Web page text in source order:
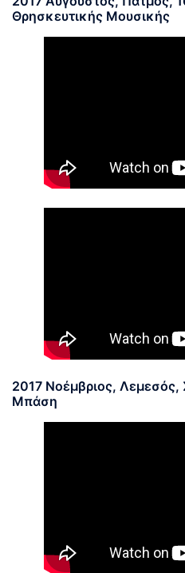
Θρησκευτικής Μουσικής
2017 Νοέμβριος, Λεμεσός,
Μπάση